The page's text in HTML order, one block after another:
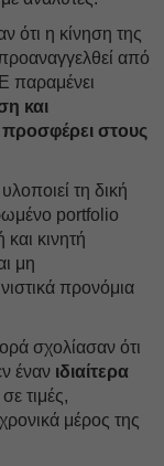
ότι η κίνηση της
από
παραμένει
και
στους
τη δική
portfolio
κινητή
μη
προνόμια
σχολίασαν ότι
έναν ιδιαίτερα
τιμές,
μέρος της